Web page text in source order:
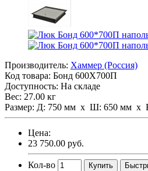
Производитель: Хаммер (Россия)
Код товара: Бонд 600Х700П
Доступность: На складе
Вес: 27.00 кг
Размер: Д: 750 мм х Ш: 650 мм x
Цена:
23 750.00 руб.
Кол-во Купить